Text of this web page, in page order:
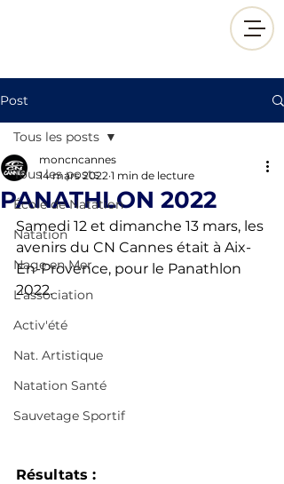
Post
Tous les posts
École de Natation
Natation
Nage en Mer
L'association
Activ'été
Nat. Artistique
Natation Santé
Sauvetage Sportif
Tous les posts
PANATHLON 2022
moncncannes
14 mars 2022 1 min de lecture
Samedi 12 et dimanche 13 mars, les
avenirs du CN Cannes était à Aix-
En-Provence, pour le Panathlon
2022.
Résultats :